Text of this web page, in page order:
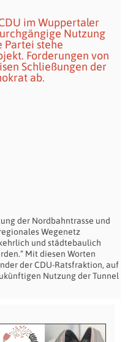
im Wuppertaler
Nutzung
Partei stehe
Forderungen von
Schließungen der
ab.
der Nordbahntrasse und
Wegenetz
und städtebaulich
Mit diesen Worten
der CDU-Ratsfraktion, auf
Nutzung der Tunnel